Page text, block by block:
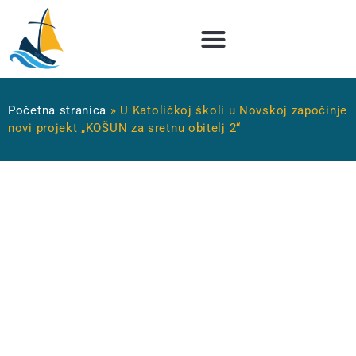
Početna stranica » U Katoličkoj školi u Novskoj započinje
novi projekt „KOŠUN za sretnu obitelj 2“